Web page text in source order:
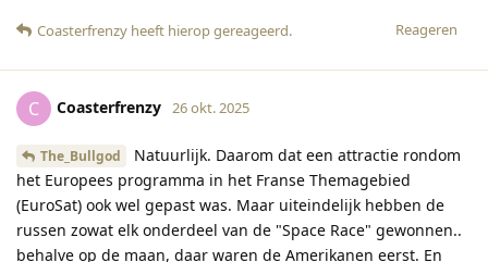
Reageren
Coasterfrenzy heeft hierop gereageerd.
C Coasterfrenzy 26 okt. 2025
The_Bullgod
Natuurlijk. Daarom dat een attractie rondom
het Europees programma in het Franse Themagebied
(EuroSat) ook wel gepast was. Maar uiteindelijk hebben de
russen zowat elk onderdeel van de "Space Race" gewonnen..
behalve op de maan, daar waren de Amerikanen eerst. En